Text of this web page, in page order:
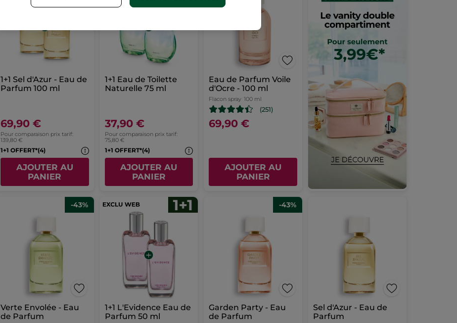
1+1 Sel d'Azur - Eau de
Parfum 100 ml
69,90 €
Pour comparaison prix tarif:
139,80 €
1+1 OFFERT*(4)
AJOUTER AU
PANIER
1+1 Eau de Toilette
Naturelle 75 ml
37,90 €
Pour comparaison prix tarif:
75,80 €
1+1 OFFERT*(4)
AJOUTER AU
PANIER
Eau de Parfum Voile
d'Ocre - 100 ml
Flacon spray 100 ml
(251)
69,90 €
AJOUTER AU
PANIER
-43%
Verte Envolée - Eau
de Parfum
1+1 L'Evidence Eau de
Parfum 50 ml
-43%
Garden Party - Eau
de Parfum
Sel d'Azur - Eau de
Parfum